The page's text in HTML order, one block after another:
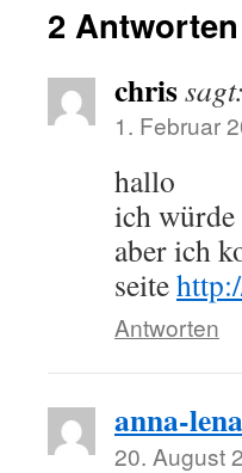
2
chrissagt:
1. Februar
hallo
ich würde
aber ich
seite
Antworten
anna-lena
20. August